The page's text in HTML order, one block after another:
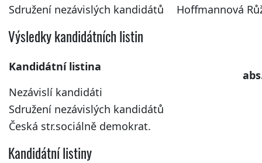
Sdružení nezávislých kandidátů
Hoffmannová
Výsledky kandidátních listin
Kandidátní listina
Nezávislí kandidáti
Sdružení nezávislých kandidátů
Česká str.sociálně demokrat.
Kandidátní listiny